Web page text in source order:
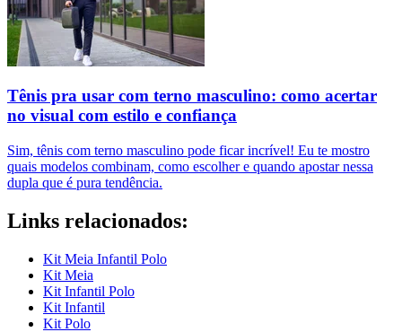
Tênis pra usar com terno masculino: como acertar
no visual com estilo e confiança
Sim, tênis com terno masculino pode ficar incrível! Eu te mostro
quais modelos combinam, como escolher e quando apostar nessa
dupla que é pura tendência.
Links relacionados:
Kit Meia Infantil Polo
Kit Meia
Kit Infantil Polo
Kit Infantil
Kit Polo